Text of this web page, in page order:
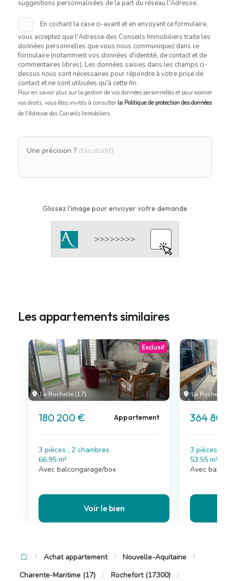
suggestions personnalisées de la part du réseau l'Adresse.
En cochant la case ci-avant et en envoyant ce formulaire,
vous acceptez que l'Adresse des Conseils Immobiliers traite les
données personnelles que vous nous communiquez dans ce
formulaire (notamment vos données d'identité, de contact et de
commentaires libres). Les données saisies dans les champs ci-
dessus nous sont nécessaires pour répondre à votre prise de
contact et ne sont utilisées qu'à cette fin.
Pour en savoir plus sur la gestion de vos données personnelles et pour exercer
vos droits, vous êtes invités à consulter la Politique de protection des données
de l'Adresse des Conseils Immobiliers.
Une précision ? (facultatif)
Glissez l'image pour envoyer votre demande
Les appartements similaires
La Rochelle (17)
Exclusif
180 200 € Appartement
3 pièces , 2 chambres
66.95 m²
Avec balcongarage/box
Voir le bien
La Rochelle
364
3 pièces , 2
53.55 m²
Avec
Achat appartement
Nouvelle-Aquitaine
Charente-Maritime (17)
Rochefort (17300)